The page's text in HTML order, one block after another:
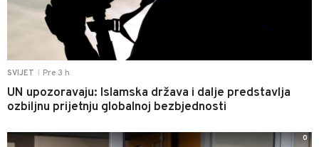
SVIJET Pre 3 h
UN upozoravaju: Islamska država i dalje predstavlja
ozbiljnu prijetnju globalnoj bezbjednosti
0